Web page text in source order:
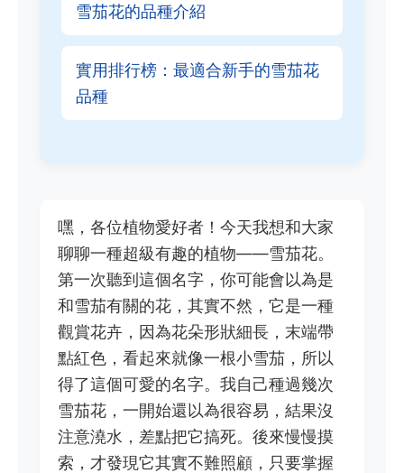
雪茄花的品種介紹
實用排行榜：最適合新手的雪茄花
品種
嘿，各位植物愛好者！今天我想和大家
聊聊一種超級有趣的植物——雪茄花。
第一次聽到這個名字，你可能會以為是
和雪茄有關的花，其實不然，它是一種
觀賞花卉，因為花朵形狀細長，末端帶
點紅色，看起來就像一根小雪茄，所以
得了這個可愛的名字。我自己種過幾次
雪茄花，一開始還以為很容易，結果沒
注意澆水，差點把它搞死。後來慢慢摸
索，才發現它其實不難照顧，只要掌握